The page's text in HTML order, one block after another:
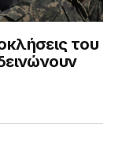
του